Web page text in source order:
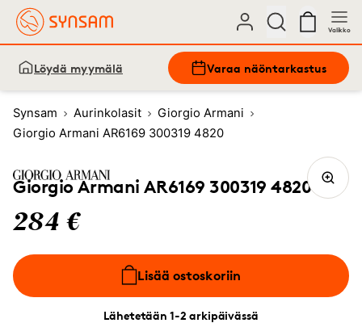
Valikko
Löydä myymälä Varaa näöntarkastus
Synsam Aurinkolasit
Giorgio Armani
Giorgio Armani AR6169 300319 4820
Giorgio Armani AR6169 300319 4820
284 €
Lisää ostoskoriin
Lähetetään 1-2 arkipäivässä